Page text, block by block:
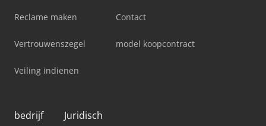
Reclame maken
Vertrouwenszegel
Veiling indienen
Contact
model koopcontract
bedrijf Juridisch